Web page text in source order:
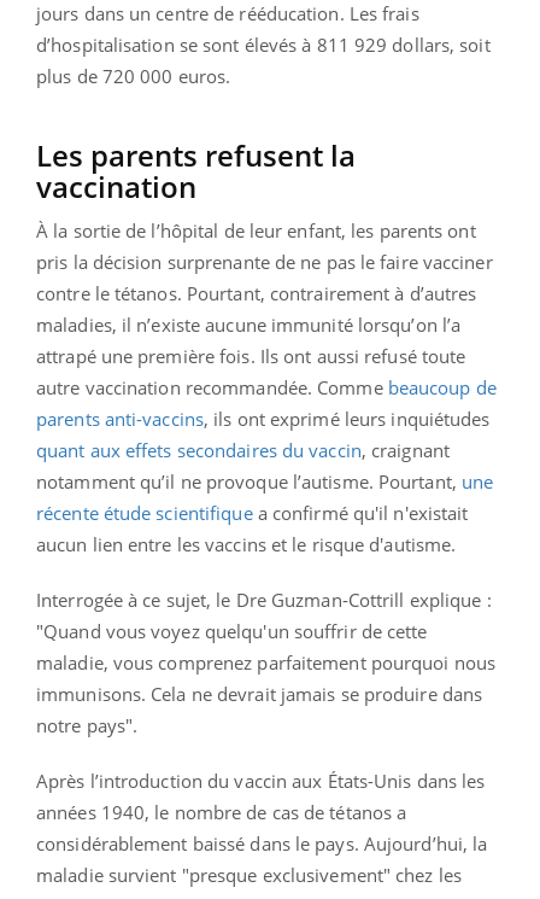
jours dans un centre de rééducation. Les frais
d’hospitalisation se sont élevés à 811 929 dollars, soit
plus de 720 000 euros.
Les parents refusent la
vaccination
À la sortie de l’hôpital de leur enfant, les parents ont
pris la décision surprenante de ne pas le faire vacciner
contre le tétanos. Pourtant, contrairement à d’autres
maladies, il n’existe aucune immunité lorsqu’on l’a
attrapé une première fois. Ils ont aussi refusé toute
autre vaccination recommandée. Comme beaucoup de
parents anti-vaccins, ils ont exprimé leurs inquiétudes
quant aux effets secondaires du vaccin, craignant
notamment qu’il ne provoque l’autisme. Pourtant, une
récente étude scientifiquea confirmé qu'il n'existait
aucun lien entre les vaccins et le risque d'autisme.
Interrogée à ce sujet, le Dre Guzman-Cottrill explique :
"Quand vous voyez quelqu'un souffrir de cette
maladie, vous comprenez parfaitement pourquoi nous
immunisons. Cela ne devrait jamais se produire dans
notre pays".
Après l’introduction du vaccin aux États-Unis dans les
années 1940, le nombre de cas de tétanos a
considérablement baissé dans le pays. Aujourd’hui, la
maladie survient "presque exclusivement" chez les